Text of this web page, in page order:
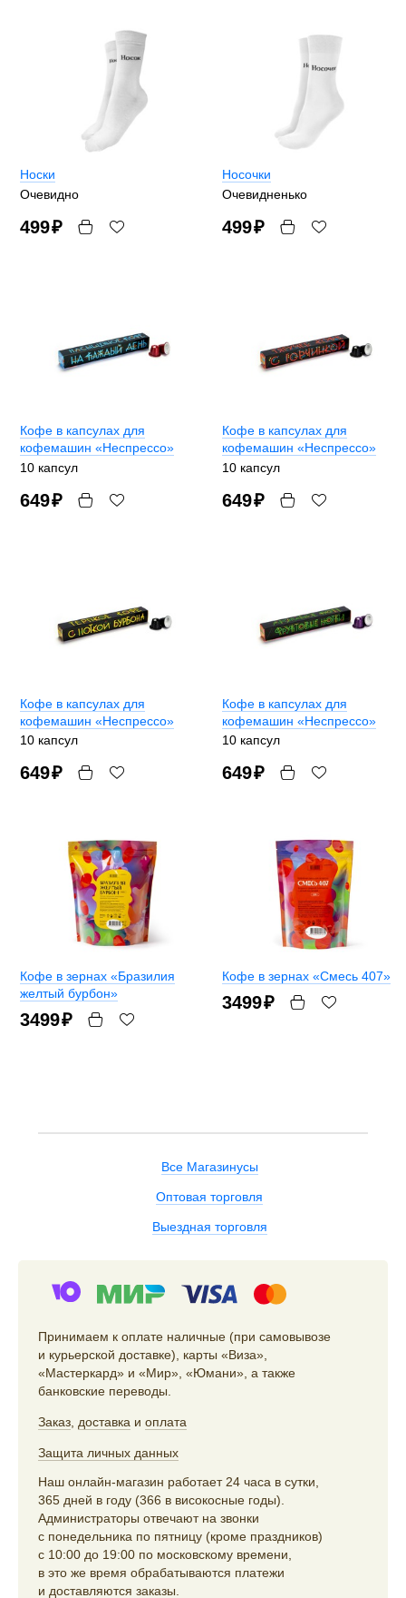
Носки
Очевидно
499₽
Носочки
Очевидненько
499₽
Кофе в капсулах для
кофемашин «Неспрессо»
10 капсул
649₽
Кофе в капсулах для
кофемашин «Неспрессо»
10 капсул
649₽
Кофе в капсулах для
кофемашин «Неспрессо»
10 капсул
649₽
Кофе в капсулах для
кофемашин «Неспрессо»
10 капсул
649₽
Кофе в зернах «Бразилия
желтый бурбон»
3499₽
Кофе в зернах «Смесь 407»
3499₽
Все Магазинусы
Оптовая торговля
Выездная торговля
Принимаем к оплате наличные (при самовывозе
и курьерской доставке), карты «Виза»,
«Мастеркард» и «Мир», «Юмани», а также
банковские переводы.
Заказ доставка и оплата
Защита личных данных
Наш онлайн-магазин работает 24 часа в сутки,
365 дней в году (366 в високосные годы).
Администраторы отвечают на звонки
с понедельника по пятницу (кроме праздников)
с 10:00 до 19:00 по московскому времени,
в это же время обрабатываются платежи
и доставляются заказы.